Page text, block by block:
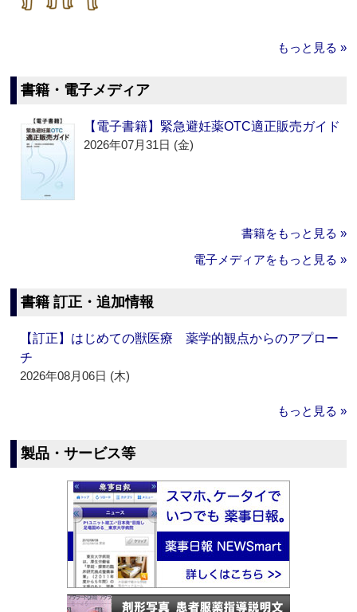
もっと見る »
書籍・電子メディア
【電子書籍】緊急避妊薬OTC適正販売ガイド
2026年07月31日 (金)
書籍をもっと見る »
電子メディアをもっと見る »
書籍 訂正・追加情報
【訂正】はじめての獣医療 薬学的観点からのアプロー
チ
2026年08月06日 (木)
もっと見る »
製品・サービス等